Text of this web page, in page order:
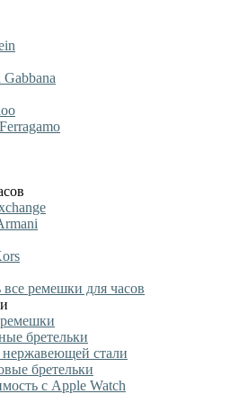
ремешки для часов
бретельки
стали
бретельки
с Apple Watch